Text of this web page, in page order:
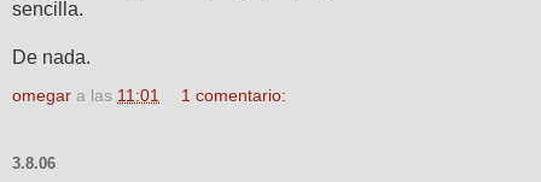
sencilla.
De nada.
omegar a las 11:01 1 comentario:
3.8.06